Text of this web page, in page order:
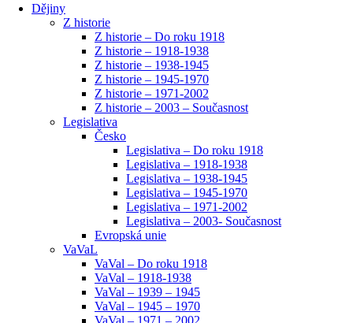
Dějiny
Z historie
Z historie – Do roku 1918
Z historie – 1918-1938
Z historie – 1938-1945
Z historie – 1945-1970
Z historie – 1971-2002
Z historie – 2003 – Současnost
Legislativa
Česko
Legislativa – Do roku 1918
Legislativa – 1918-1938
Legislativa – 1938-1945
Legislativa – 1945-1970
Legislativa – 1971-2002
Legislativa – 2003- Současnost
Evropská unie
VaVaL
VaVal – Do roku 1918
VaVal – 1918-1938
VaVal – 1939 – 1945
VaVal – 1945 – 1970
VaVal – 1971 – 2002